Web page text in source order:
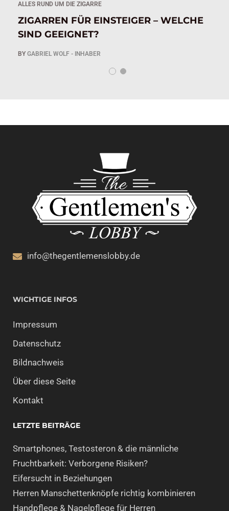
ALLES RUND UM DIE ZIGARRE
ZIGARREN FÜR EINSTEIGER – WELCHE
SIND GEEIGNET?
BY GABRIEL WOLF - INHABER
info@thegentlemenslobby.de
WICHTIGE INFOS
Impressum
Datenschutz
Bildnachweis
Über diese Seite
Kontakt
LETZTE BEITRÄGE
Smartphones, Testosteron & die männliche
Fruchtbarkeit: Verborgene Risiken?
Eifersucht in Beziehungen
Herren Manschettenknöpfe richtig kombinieren
Handpflege & Nagelpflege für Herren